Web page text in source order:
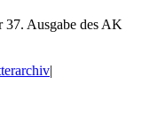
Ausgabe des AK
|